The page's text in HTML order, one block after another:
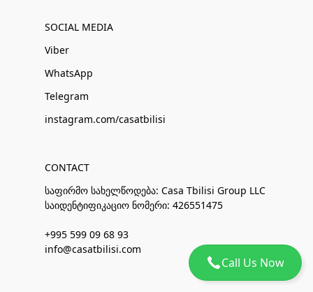
Call Us Now
SOCIAL MEDIA
Viber
WhatsApp
Telegram
instagram.com/casatbilisi
CONTACT
საფირმო სახელწოდება: Casa Tbilisi Group LLC
საიდენტიფიკაციო ნომერი: 426551475
+995 599 09 68 93
info@casatbilisi.com